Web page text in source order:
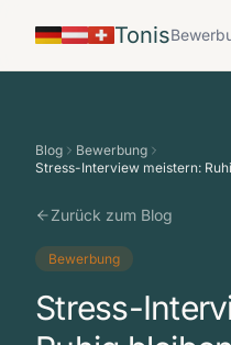
Tonis
Blog
Bewerbung
Stress-Interview meistern:
Zurück zum Blog
Bewerbung
Stress-